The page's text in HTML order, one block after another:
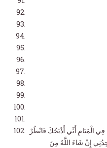
الْمَنَامِ أَنِّي أَذْبَحُكَ فَانْظُرْ
إِنْ شَاءَ اللَّهُ مِنَ